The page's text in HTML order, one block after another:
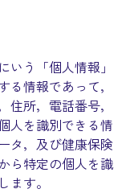
いう「個人情報」
情報であって，
所，電話番号，
人を識別できる情
タ，及び健康保険
ら特定の個人を識
す。